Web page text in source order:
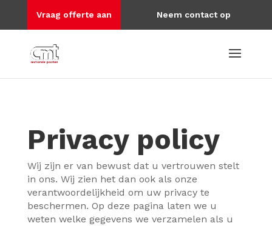
Vraag offerte aan Neem contact op
Privacy policy
Wij zijn er van bewust dat u vertrouwen stelt
in ons. Wij zien het dan ook als onze
verantwoordelijkheid om uw privacy te
beschermen. Op deze pagina laten we u
weten welke gegevens we verzamelen als u